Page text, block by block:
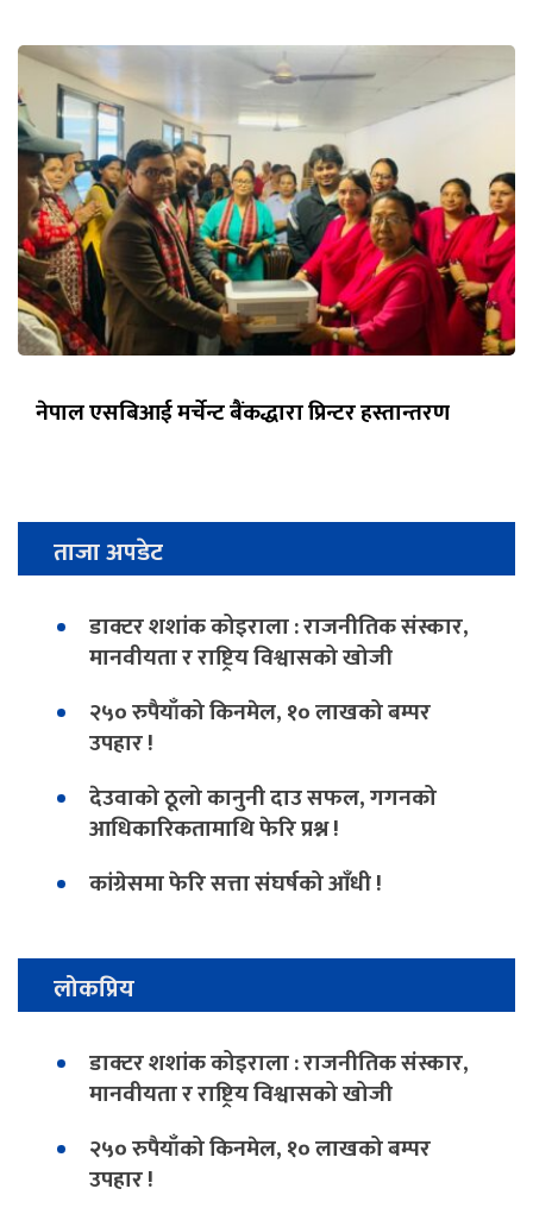
नेपाल एसबिआई मर्चेन्ट बैंकद्धारा प्रिन्टर हस्तान्तरण
ताजा अपडेट
डाक्टर शशांक कोइराला : राजनीतिक संस्कार,
मानवीयता र राष्ट्रिय विश्वासको खोजी
२५० रुपैयाँको किनमेल, १० लाखको बम्पर
उपहार !
देउवाको ठूलो कानुनी दाउ सफल, गगनको
आधिकारिकतामाथि फेरि प्रश्न !
कांग्रेसमा फेरि सत्ता संघर्षको आँधी !
लोकप्रिय
डाक्टर शशांक कोइराला : राजनीतिक संस्कार,
मानवीयता र राष्ट्रिय विश्वासको खोजी
२५० रुपैयाँको किनमेल, १० लाखको बम्पर
उपहार !